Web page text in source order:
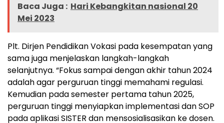
Baca Juga : Hari Kebangkitan nasional 20
Mei 2023
Plt. Dirjen Pendidikan Vokasi pada kesempatan yang
sama juga menjelaskan langkah-langkah
selanjutnya. “Fokus sampai dengan akhir tahun 2024
adalah agar perguruan tinggi memahami regulasi.
Kemudian pada semester pertama tahun 2025,
perguruan tinggi menyiapkan implementasi dan SOP
pada aplikasi SISTER dan mensosialisasikan ke dosen.